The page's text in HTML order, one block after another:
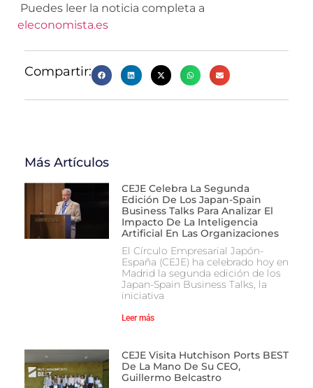
Puedes leer la noticia completa a
eleconomista.es
Compartir:
Más Artículos
CEJE Celebra La Segunda
Edición De Los Japan-Spain
Business Talks Para Analizar El
Impacto De La Inteligencia
Artificial En Las Organizaciones
El Círculo Empresarial Japón-
España (CEJE) ha celebrado hoy en
Madrid la segunda edición de los
Japan-Spain Business Talks, la
iniciativa
Leer más
CEJE Visita Hutchison Ports BEST
De La Mano De Su CEO,
Guillermo Belcastro